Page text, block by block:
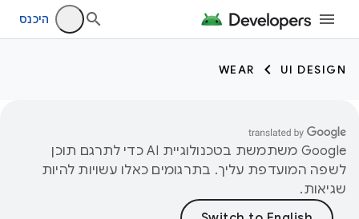
היכנס
UI DESIGN
WEAR
‫Google משתמשת בטכנולוגיית AI כדי לתרגם תוכן
לשפה המועדפת עליך. בתרגומים כאלו עשויות להיות
שגיאות.